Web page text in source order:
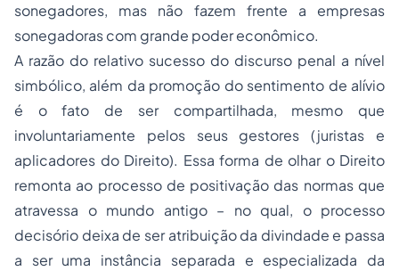
sonegadores, mas não fazem frente a empresas
sonegadoras com grande poder econômico.
A razão do relativo sucesso do discurso penal a nível
simbólico, além da promoção do sentimento de alívio
é o fato de ser compartilhada, mesmo que
involuntariamente pelos seus gestores (juristas e
aplicadores do Direito). Essa forma de olhar o Direito
remonta ao processo de positivação das normas que
atravessa o mundo antigo – no qual, o processo
decisório deixa de ser atribuição da divindade e passa
a ser uma instância separada e especializada da